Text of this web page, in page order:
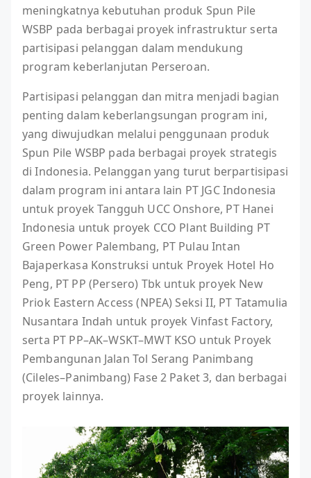
meningkatnya kebutuhan produk Spun Pile
WSBP pada berbagai proyek infrastruktur serta
partisipasi pelanggan dalam mendukung
program keberlanjutan Perseroan.
Partisipasi pelanggan dan mitra menjadi bagian
penting dalam keberlangsungan program ini,
yang diwujudkan melalui penggunaan produk
Spun Pile WSBP pada berbagai proyek strategis
di Indonesia. Pelanggan yang turut berpartisipasi
dalam program ini antara lain PT JGC Indonesia
untuk proyek Tangguh UCC Onshore, PT Hanei
Indonesia untuk proyek CCO Plant Building PT
Green Power Palembang, PT Pulau Intan
Bajaperkasa Konstruksi untuk Proyek Hotel Ho
Peng, PT PP (Persero) Tbk untuk proyek New
Priok Eastern Access (NPEA) Seksi II, PT Tatamulia
Nusantara Indah untuk proyek Vinfast Factory,
serta PT PP–AK–WSKT–MWT KSO untuk Proyek
Pembangunan Jalan Tol Serang Panimbang
(Cileles–Panimbang) Fase 2 Paket 3, dan berbagai
proyek lainnya.